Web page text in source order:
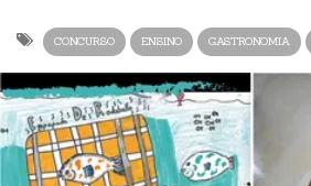
CONCURSO ENSINO GASTRONOMIA